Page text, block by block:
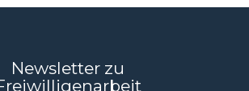
Newsletter zu